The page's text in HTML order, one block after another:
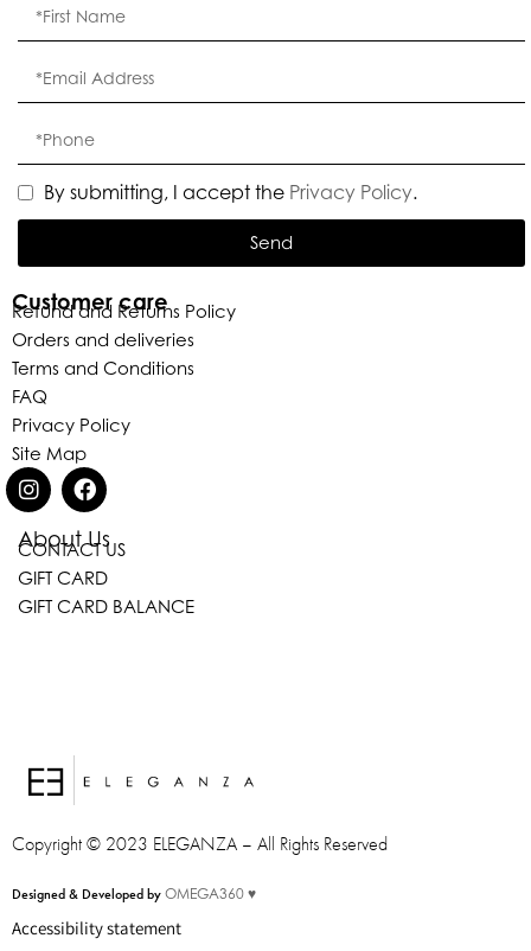
About Us
CONTACT US
GIFT CARD
GIFT CARD BALANCE
Customer care
Refund and Returns Policy
Orders and deliveries
Terms and Conditions
FAQ
Privacy Policy
Site Map
By submitting, I accept the Privacy Policy.
Send
Copyright © 2023 ELEGANZA – All Rights Reserved
Designed & Developed by OMEGA360 ♥
Accessibility statement
Eleganza Israel
היי שלום, ברוכה הבאה ל-ELEGANZA -
ELISABETTA FRANCHI